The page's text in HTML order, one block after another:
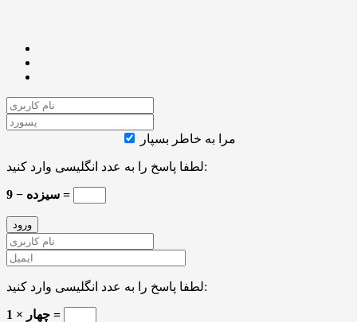
مرا به خاطر بسپار
لطفا پاسخ را به عدد انگلیسی وارد کنید:
سیزده − 9 =
لطفا پاسخ را به عدد انگلیسی وارد کنید:
1 × چهار =